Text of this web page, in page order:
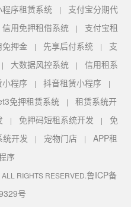
程序租赁系统| 支付宝分期代
信用免押租借系统| 支付宝租
免押金 | 先享后付系统 | 支
大数据风控系统| 信用租系
程序 | 抖音租赁小程序 |
免押租赁系统| 租赁系统开
| 免押码短租系统开发 | 免
统开发 | 宠物门店 | APP租
序
RIGHTS RESERVED.鲁ICP备
号